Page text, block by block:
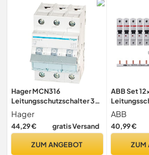
Hager MCN316
Leitungsschutzschalter 3-
polig 6kA C-Charakteristik
16A 3 Module
Hager
44,29 € gratis Versand
ZUM ANGEBOT
ABB Set
PS1/12
ABB
40,99 €
ZUM